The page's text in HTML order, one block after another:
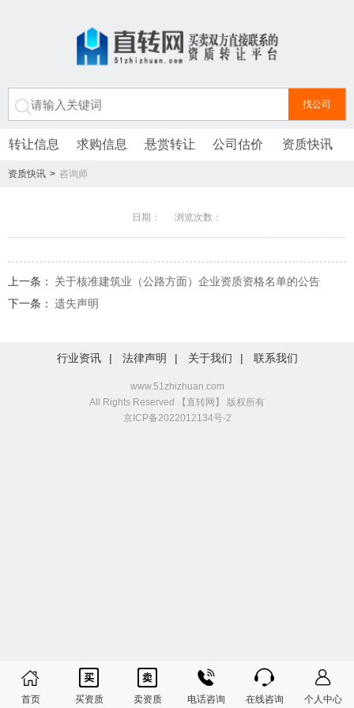
转让信息 求购信息 悬赏转让 公司估价 资质快讯
资质快讯 > 咨询师
日期： 浏览次数：
上一条：
关于核准建筑业（公路方面）企业资质资格名单的公告
下一条： 遗失声明
行业资讯 | 法律声明 | 关于我们 | 联系我们
www.51zhizhuan.com
All Rights Reserved 【直转网】 版权所有
京ICP备2022012134号-2

首页

买资质

卖资质

电话咨询

在线咨询

个人中心